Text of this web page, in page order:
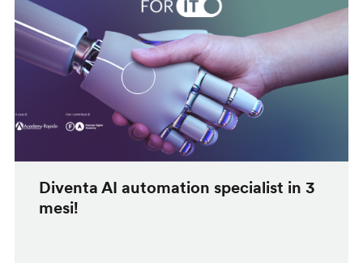
Diventa AI automation specialist in 3
mesi!